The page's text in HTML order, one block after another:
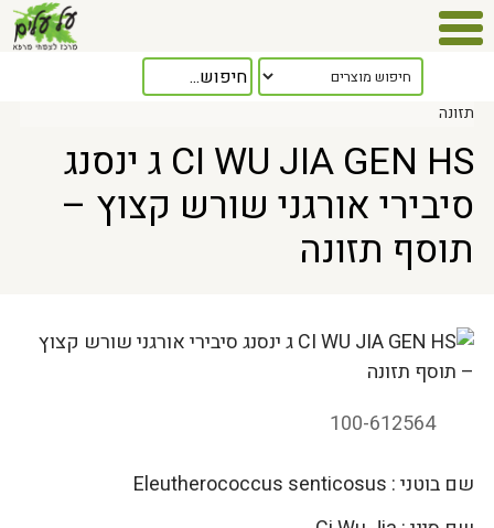
Home
> CI WU JIA GEN HS ג ינסנג סיבירי אורגני שורש קצוץ – תוסף
תזונה
CI WU JIA GEN HS ג ינסנג
סיבירי אורגני שורש קצוץ –
תוסף תזונה
100-612564
שם בוטני : Eleutherococcus senticosus